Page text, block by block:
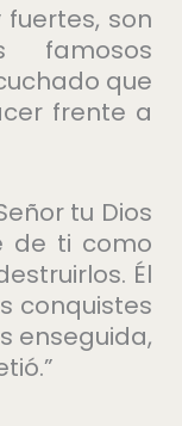
son
famosos
que
frente a
tu Dios
de ti como
Él
conquistes
enseguida,